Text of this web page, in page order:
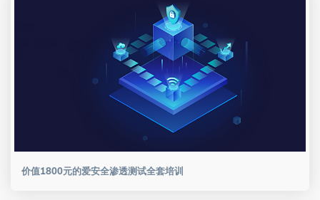
价值1800元的爱安全渗透测试全套培训